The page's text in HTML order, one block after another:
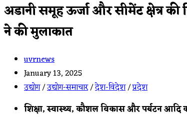
अडानी समूह ऊर्जा और सीमेंट क्षेत्र
ने की मुलाकात
Post
author:
uvrnews
Post
published:
January 13, 2025
Post
category:
उद्योग/उद्योग-समाचार/देश-विदेश/प्रदेश
शिक्षा, स्वास्थ्य, कौशल विकास और पर्यटन आदि